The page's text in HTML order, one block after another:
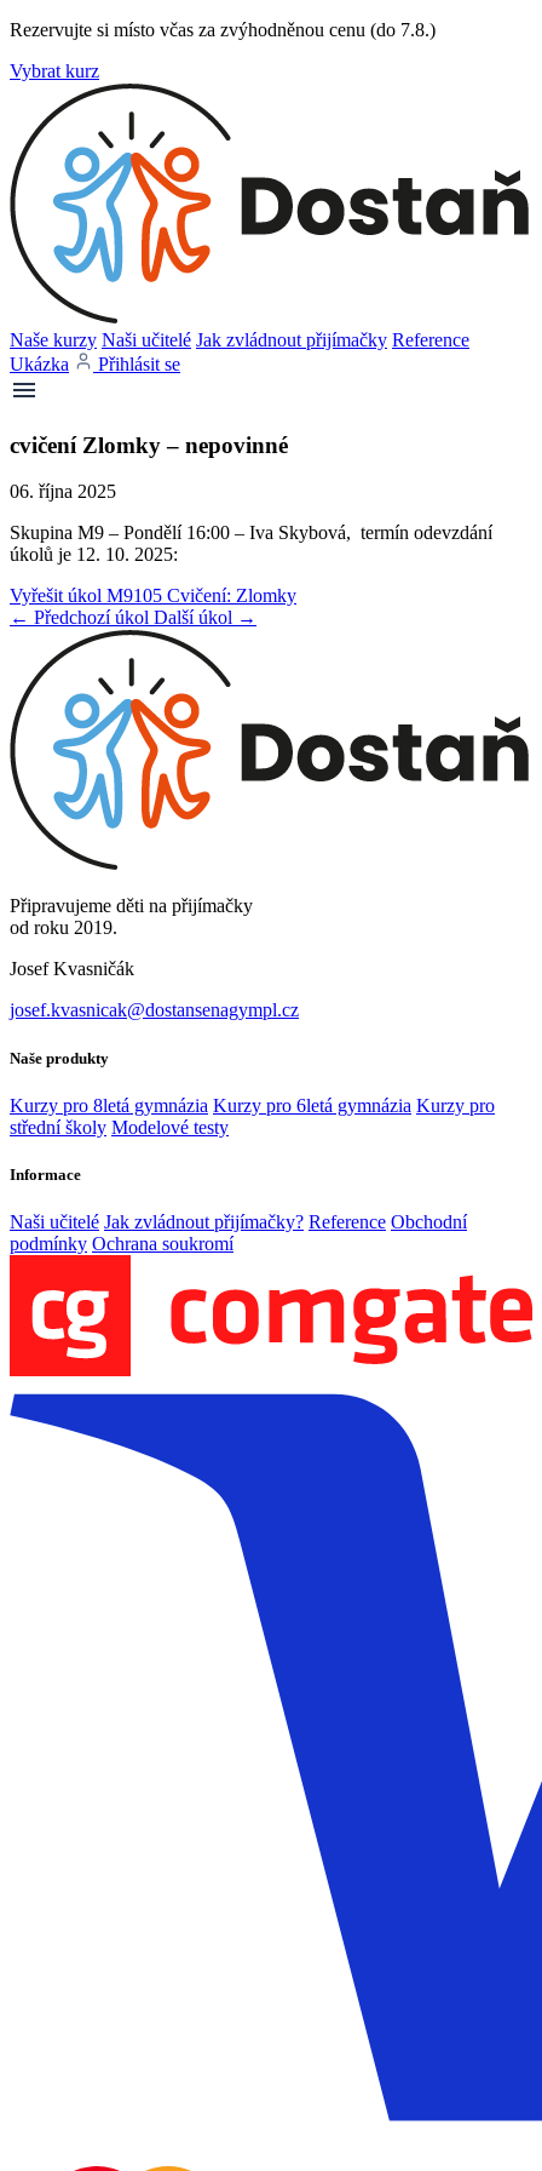
Rezervujte si místo včas za zvýhodněnou cenu (do 7.8.)
Vybrat kurz
Naše kurzy Naši učitelé Jak zvládnout přijímačky Reference
Ukázka
Přihlásit se
cvičení Zlomky – nepovinné
06. října 2025
Skupina M9 – Pondělí 16:00 – Iva Skybová, termín odevzdání
úkolů je 12. 10. 2025:
Vyřešit úkol M9105 Cvičení: Zlomky
← Předchozí úkol Další úkol →
Připravujeme děti na přijímačky
od roku 2019.
Josef Kvasničák
josef.kvasnicak@dostansenagympl.cz
Naše produkty
Kurzy pro 8letá gymnázia Kurzy pro 6letá gymnázia Kurzy pro
střední školy Modelové testy
Informace
Naši učitelé Jak zvládnout přijímačky? Reference Obchodní
podmínky Ochrana soukromí